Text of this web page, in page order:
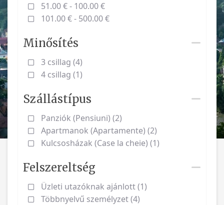
51.00 € - 100.00 €
101.00 € - 500.00 €
Minősítés
3 csillag (4)
4 csillag (1)
Szállástípus
Panziók (Pensiuni) (2)
Apartmanok (Apartamente) (2)
Kulcsosházak (Case la cheie) (1)
Felszereltség
Üzleti utazóknak ajánlott (1)
Többnyelvű személyzet (4)